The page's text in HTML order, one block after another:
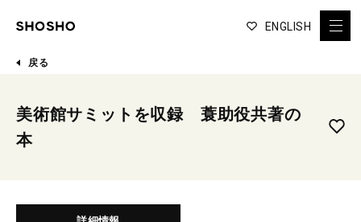
ENGLISH
戻る
美術館サミットを収録 蓑助役共著の
本